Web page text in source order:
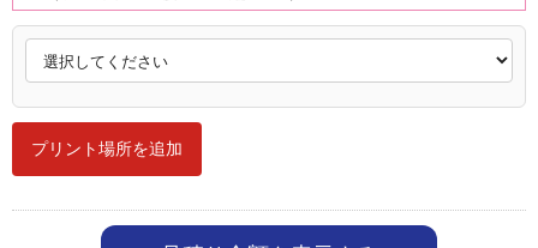
プリント場所を追加